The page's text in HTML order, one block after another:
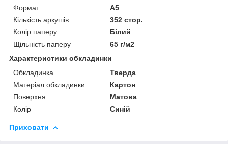
Формат
A5
Кількість аркушів
352 стор.
Колір паперу
Білий
Щільність паперу
65 г/м2
Характеристики обкладинки
Обкладинка
Тверда
Матеріал обкладинки
Картон
Поверхня
Матова
Колір
Синій
Приховати